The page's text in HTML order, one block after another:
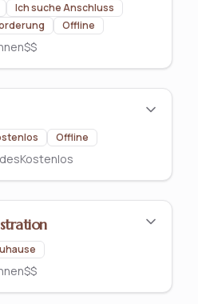
Ich suche Anschluss
Offline
$$
Offline
Kostenlos
$$